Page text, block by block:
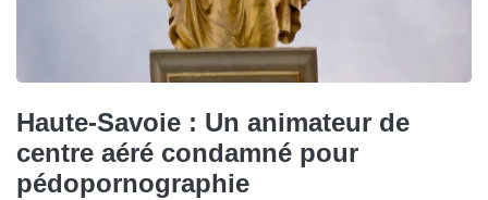
Haute-Savoie : Un animateur de
centre aéré condamné pour
pédopornographie